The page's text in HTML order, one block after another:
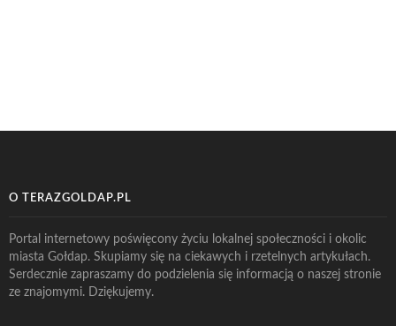
O TERAZGOLDAP.PL
Portal internetowy poświęcony życiu lokalnej społeczności i okolic
miasta Gołdap. Skupiamy się na ciekawych i rzetelnych artykułach.
Serdecznie zapraszamy do podzielenia się informacją o naszej stronie
ze znajomymi. Dziękujemy.